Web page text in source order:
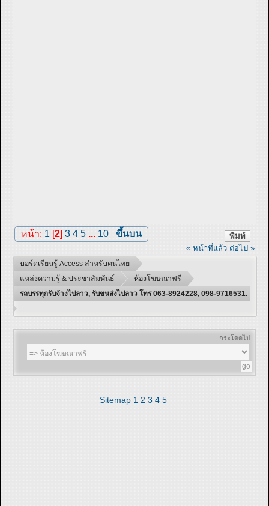
พิมพ์
หน้า: 1 [2] 3 4 5 ... 10 ขึ้นบน
« หน้าที่แล้ว ต่อไป »
บอร์ดเรียนรู้ Access สำหรับคนไทย
แหล่งความรู้ & ประชาสัมพันธ์
ห้องโฆษณาฟรี
รถบรรทุกรับจ้างไปลาว, รับขนส่งไปลาว โทร 063-8924228, 098-9716531.
กระโดดไป:
Sitemap 1 2 3 4 5